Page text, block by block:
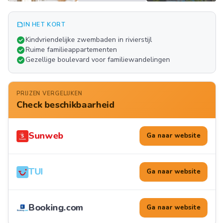
FOTO'S
summarizeIN HET KORT
check_circleKindvriendelijke zwembaden in rivierstijl
check_circleRuime familieappartementen
check_circleGezellige boulevard voor familiewandelingen
PRIJZEN VERGELIJKEN
Check beschikbaarheid
Sunweb Ga naar website
TUI Ga naar website
Booking.com Ga naar website